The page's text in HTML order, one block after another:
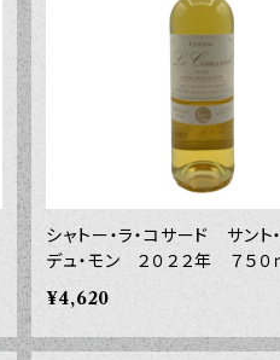
シャトー・ラ・コサード サント
デュ・モン ２０２２年 ７５０
¥4,620